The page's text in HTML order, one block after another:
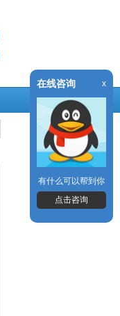
在线咨询 x
有什么可以帮到你
点击咨询